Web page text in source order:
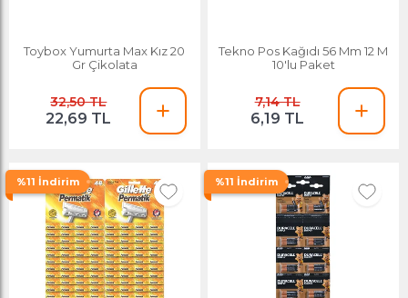
Toybox Yumurta Max Kız 20
Gr Çikolata
32,50 TL
22,69 TL
Tekno Pos Kağıdı 56 Mm 12 M
10'lu Paket
7,14 TL
6,19 TL
%11 İndirim %11 İndirim